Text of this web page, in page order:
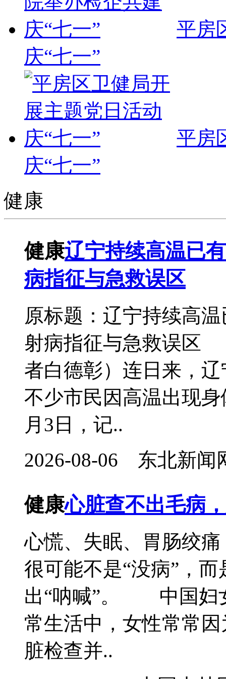
平房
庆“七一”
平房
庆“七一”
健康
健康辽宁持续高温已
病指征与急救误区
原标题：辽宁持续高
射病指征与急救误区
者白德彰）连日来，
不少市民因高温出现
月3日，记..
2026-08-06 东北新
健康心脏查不出毛病
心慌、失眠、胃肠绞
很可能不是“没病”，
出“呐喊”。 中国妇
常生活中，女性常常
脏检查并..